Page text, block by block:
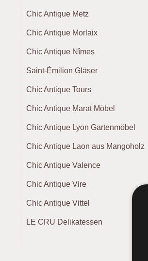
Chic Antique Metz
Chic Antique Morlaix
Chic Antique Nîmes
Saint-Émilion Gläser
Chic Antique Tours
Chic Antique Marat Möbel
Chic Antique Lyon Gartenmöbel
Chic Antique Laon aus Mangoholz
Chic Antique Valence
Chic Antique Vire
Chic Antique Vittel
LE CRU Delikatessen